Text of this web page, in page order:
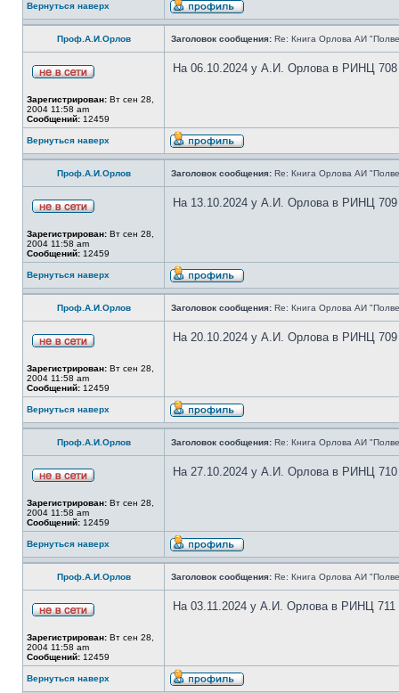
Вернуться наверх
Проф.А.И.Орлов Заголовок сообщения: Re: Книга Орлова АИ
Зарегистрирован: Вт сен 28,
2004 11:58 am
Сообщений: 12459
На 06.10.2024 у А.И. Орлова в РИНЦ 708
Вернуться наверх
Проф.А.И.Орлов Заголовок сообщения: Re: Книга Орлова АИ
Зарегистрирован: Вт сен 28,
2004 11:58 am
Сообщений: 12459
На 13.10.2024 у А.И. Орлова в РИНЦ 709
Вернуться наверх
Проф.А.И.Орлов Заголовок сообщения: Re: Книга Орлова АИ
Зарегистрирован: Вт сен 28,
2004 11:58 am
Сообщений: 12459
На 20.10.2024 у А.И. Орлова в РИНЦ 709
Вернуться наверх
Проф.А.И.Орлов Заголовок сообщения: Re: Книга Орлова АИ
Зарегистрирован: Вт сен 28,
2004 11:58 am
Сообщений: 12459
На 27.10.2024 у А.И. Орлова в РИНЦ 710
Вернуться наверх
Проф.А.И.Орлов Заголовок сообщения: Re: Книга Орлова АИ
Зарегистрирован: Вт сен 28,
2004 11:58 am
Сообщений: 12459
На 03.11.2024 у А.И. Орлова в РИНЦ 711
Вернуться наверх